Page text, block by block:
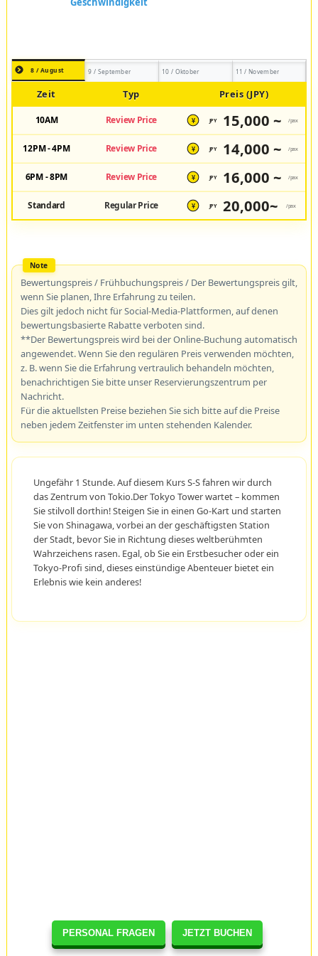
PERSONAL FRAGEN JETZT BUCHEN
8 / August 9 / September 10 / Oktober 11 / November
Zeit Typ Preis (JPY)
10AM Review Price ¥ JPY 15,000 ~ /pax
12PM - 4PM Review Price ¥ JPY 14,000 ~ /pax
6PM - 8PM Review Price ¥ JPY 16,000 ~ /pax
Standard Regular Price ¥ JPY 20,000~ /pax
Bewertungspreis / Frühbuchungspreis / Der Bewertungspreis gilt,
wenn Sie planen, Ihre Erfahrung zu teilen.
Dies gilt jedoch nicht für Social-Media-Plattformen, auf denen
bewertungsbasierte Rabatte verboten sind.
**Der Bewertungspreis wird bei der Online-Buchung automatisch
angewendet. Wenn Sie den regulären Preis verwenden möchten,
z. B. wenn Sie die Erfahrung vertraulich behandeln möchten,
benachrichtigen Sie bitte unser Reservierungszentrum per
Nachricht.
Für die aktuellsten Preise beziehen Sie sich bitte auf die Preise
neben jedem Zeitfenster im unten stehenden Kalender.
Ungefähr 1 Stunde. Auf diesem Kurs S-S fahren wir durch
das Zentrum von Tokio.Der Tokyo Tower wartet – kommen
Sie stilvoll dorthin! Steigen Sie in einen Go-Kart und starten
Sie von Shinagawa, vorbei an der geschäftigsten Station
der Stadt, bevor Sie in Richtung dieses weltberühmten
Wahrzeichens rasen. Egal, ob Sie ein Erstbesucher oder ein
Tokyo-Profi sind, dieses einstündige Abenteuer bietet ein
Erlebnis wie kein anderes!